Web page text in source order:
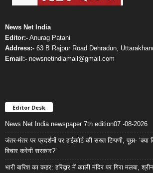
News Net India
Editor:- Anurag Patani
Address:- 63 B Rajpur Road Dehradun,
Email:- newsnetindiamail@gmail.com
Editor Desk
News Net India newspaper 7th edition07 -08-2026
जंतर-मंतर पर प्रदर्शनों पर हाईकोर्ट की सख्त टिप्पणी, पूछा-
विचार करेगी सरकार?’
भारी बारिश का कहर: हरिद्वार में काली मंदिर पर गिरा मलबा,